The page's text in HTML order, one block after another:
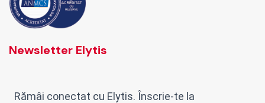
Newsletter Elytis
Rămâi conectat cu Elytis. Înscrie-te la